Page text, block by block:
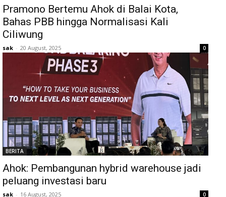
Pramono Bertemu Ahok di Balai Kota,
Bahas PBB hingga Normalisasi Kali
Ciliwung
sak - 20 August, 2025 0
BERITA
Ahok: Pembangunan hybrid warehouse jadi
peluang investasi baru
sak - 16 August, 2025 0